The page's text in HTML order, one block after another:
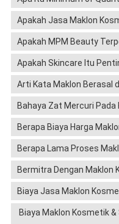
Apakah Jasa Maklon
Apakah MPM Beauty
Apakah Skincare Itu
Arti Kata Maklon Berasal
Bahaya Zat Mercuri
Berapa Biaya Harga
Berapa Lama Proses
Bermitra Dengan Maklon
Biaya Jasa Maklon
Biaya Maklon Kosmetik